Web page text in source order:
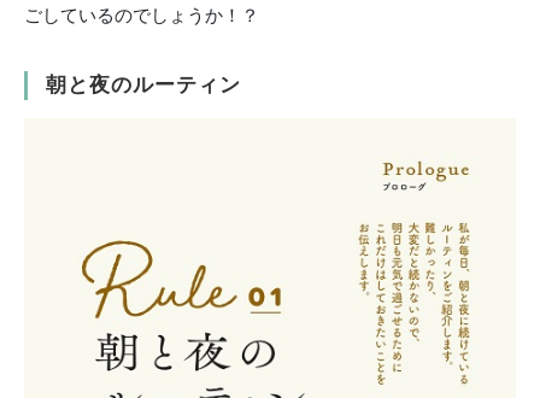
ごしているのでしょうか！？
朝と夜のルーティン